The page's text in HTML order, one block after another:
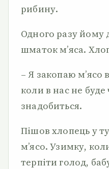
рибину.
Одного разу йому
шматок м’яса.
– Я закопаю м’ясо
коли в нас не буде
знадобиться.
Пішов хлопець у
м’ясо. Узимку,
терпіти голод,